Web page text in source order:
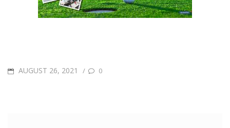
POSTED
AUGUST 26, 2021 / 0